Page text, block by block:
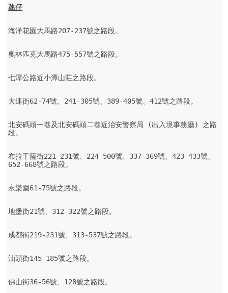
氹仔
海洋花園大馬路207-237號之路段。
奧林匹克大馬路475-557號之路段。
七潭公路近小潭山莊之路段。
大連街62-74號、241-305號、389-405號、412號之路段。
北安碼頭一巷及北安碼頭二巷近治安警察局 (出入境事務廳) 之路
段。
布拉干薩街221-231號、224-500號、337-369號、423-433號、
652-668號之路段。
永樂圍61-75號之路段。
地堡街21號、312-322號之路段。
成都街219-231號、313-537號之路段。
汕頭街145-185號之路段。
佛山街36-56號、128號之路段。